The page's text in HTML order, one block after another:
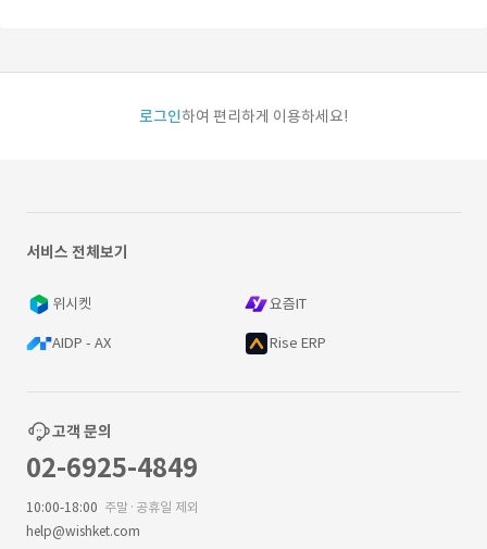
로그인하여 편리하게 이용하세요!
서비스 전체보기
위시켓 요즘IT
AIDP - AX Rise ERP
고객 문의
02-6925-4849
10:00-18:00 주말·공휴일 제외
help@wishket.com